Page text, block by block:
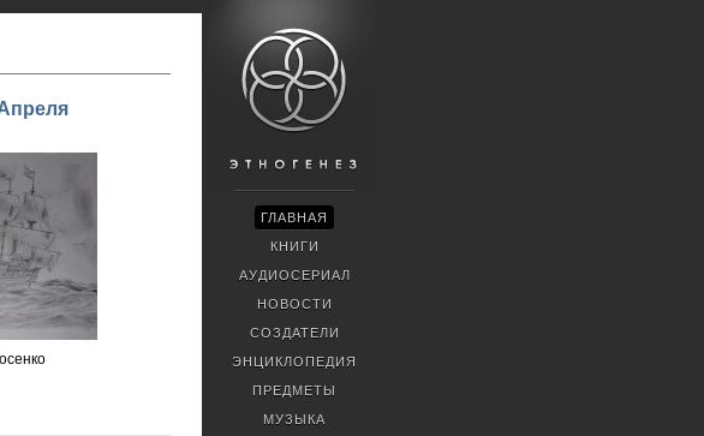
ГЛАВНАЯ
КНИГИ
АУДИОСЕРИАЛ
НОВОСТИ
СОЗДАТЕЛИ
ЭНЦИКЛОПЕДИЯ
ПРЕДМЕТЫ
МУЗЫКА